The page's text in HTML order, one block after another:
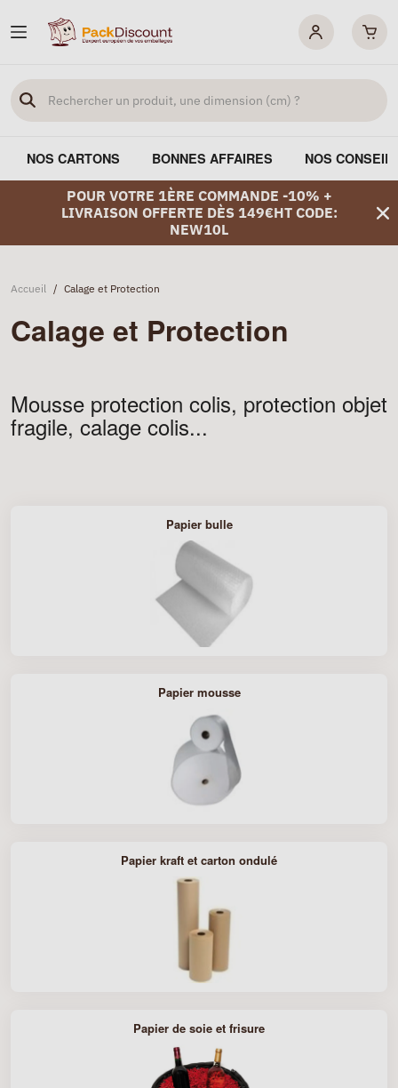
NOS CARTONS BONNES AFFAIRES NOS
POUR VOTRE 1ÈRE COMMANDE -10% +
LIVRAISON OFFERTE DÈS 149€HT CODE:
NEW10L
Accueil / Calage et Protection
Calage et Protection
Mousse protection colis, protection objet
fragile, calage colis...
Papier bulle
Papier mousse
Papier kraft et carton ondulé
Papier de soie et frisure